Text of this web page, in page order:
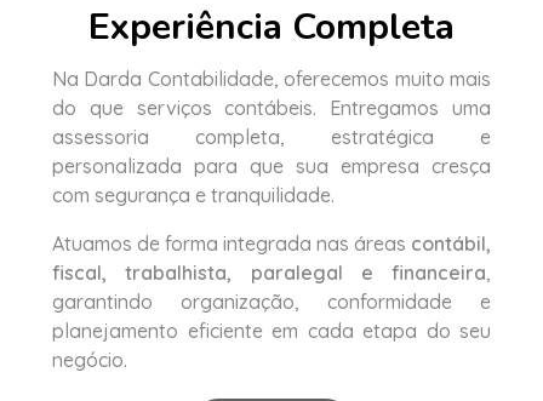
Experiência Completa
Na Darda Contabilidade, oferecemos muito mais
do que serviços contábeis. Entregamos uma
assessoria completa, estratégica e
personalizada para que sua empresa cresça
com segurança e tranquilidade.
Atuamos de forma integrada nas áreas contábil,
fiscal, trabalhista, paralegal e financeira
garantindo organização, conformidade e
planejamento eficiente em cada etapa do seu
negócio.